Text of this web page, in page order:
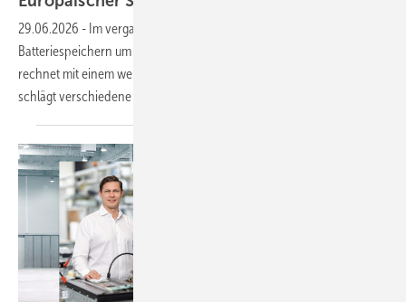
29.06.2026 - Im vergangenen Jahr ist die Nachfrage nach
Batteriespeichern um fast die Hälfte gewachsen. Solarpower Europe
rechnet mit einem weiteren Wachstum in den nächsten Jahren und
schlägt verschiedene Unterstützungsinstrumente